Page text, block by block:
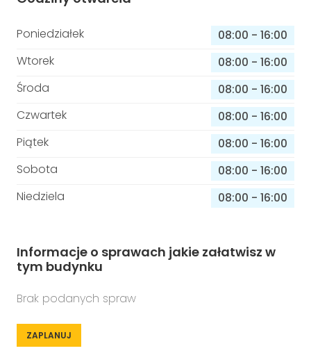
Poniedziałek 08:00 - 16:00
Wtorek
08:00 - 16:00
Środa
08:00 - 16:00
Czwartek
08:00 - 16:00
Piątek
08:00 - 16:00
Sobota
08:00 - 16:00
Niedziela
08:00 - 16:00
Informacje o sprawach jakie załatwisz w
tym budynku
Brak podanych spraw
ZAPLANUJ